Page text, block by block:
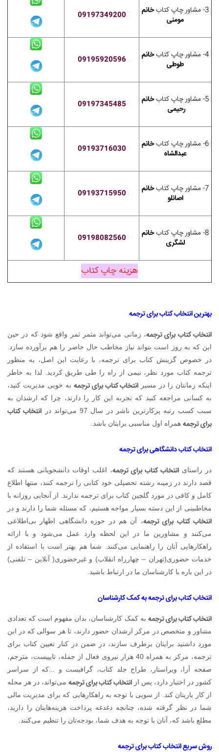
3- مشاور چاپ کتاب
خانم
مومنی
09197349200
4- مشاور چاپ کتاب
خانم
طوطی
09195920596
5- مشاور چاپ کتاب
خانم
رحیمی
09197345485
6- مشاور چاپ کتاب
خانم
عبدالشاه
09193716030
7- مشاور چاپ کتاب
خانم
اصانلو
09193715950
8- مشاور چاپ کتاب
خانم
لشگری
09198082560
هزینه چاپ کتاب
بهترین انتخاب کتاب برای ترجمه
انتخاب کتاب برای ترجمه، زمانی می‌تواند مثمر ثمر واقع شود که در حین
این که به روز است بتواند نیاز مخاطب حال حاضر را هم برآورده سازد.
در خصوص گزینش کتاب برای ترجمه، با رعایت این اصل، به منظور
ترجمه کتاب مورد نظر، نیمی از راه را طی طریق کردید. لذا به خاطر
اینکه زمانتان را در مسیر انتخاب کتاب برای ترجمه به خوبی مدیریت کنید،
به کسانی مراجعه کنید که تجربه این کار را دارند، چرا که ارشدان به
سبب کسب رتبه پرکارترین ناشر در سال 97 می‌تواند در
انتخاب کتاب
برای ترجمه همراه اول مناسبی برایتان باشد.
انتخاب کتاب دانشگاهی برای ترجمه
در راستای انتخاب کتاب برای ترجمه، اغلب اوقات دانشجویانی هستند که
قصد دارند در زمینه رشته تحصیلی خود کتابی را ترجمه کنند، منتها اطلاع
کامل و کافی در مورد گلچین کتاب برای ترجمه ندارند. از آنجایی روزانه با
مخاطبینی از این دسته بسیار مواجه هستیم، که مسئله شما را دارند و در
انتخاب کتاب برای ترجمه، آن هم در حوزه دانشگاهی اظهار بی‌اطلاعی
می‌کنند و مشاورین ما در این لحظه وارد عمل می‌شود و با ارائه
راهکارهایی آنان را راهنمایی می‌کنند. شما هم بهتر است با استفاده از
خدمات حضوری(تهران – چهارراه انقلاب) و غیرحضوری( آنلاین – تلفنی)
در این باره با کارشناسان ما در ارتباط باشید.
انتخاب کتاب برای ترجمه به کمک کارشناسان
انتخاب کتاب برای ترجمه به کمک کارشناسان، بدان مفهوم است که تعدادی
مشاور و متخصص در مرکز ارشدان حضور دارند، تا هر سوالی که در این
مورد داشتید برایتان برطرف سازند، در ضمن در کنار تعیین کتاب برای
ترجمه، مرکز به همراه 40 هزار نیروی فعال از جمله، تایپیست، مترجم،
صفحه آرا، ویراستار، طراح جلد کتاب، گرافیست و ...که از سراسر
کشور در اختیار دارد، پس از انتخاب کتاب برای ترجمه می‌تواند، در هر محله
از کار یاریتان کند. از سویی با توجه به راهکارهایی که برای مدیریت مالی
شما در نظر گرفته شده، چنانچه دغدغه پرداخت هزینه‌هایتان را دارید،
مطلع باشد که، آنان با توجه به هدف شما، بودجه‌تان را تنظیم می‌کنند.
روش سریع انتخاب کتاب برای ترجمه